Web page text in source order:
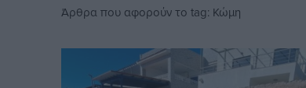
Άρθρα που αφορούν το tag: Κώμη